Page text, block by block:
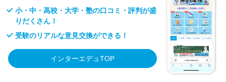
小・中・高校・大学・塾の口コミ・評判が盛
りだくさん！
受験のリアルな意見交換ができる！
インターエデュTOP